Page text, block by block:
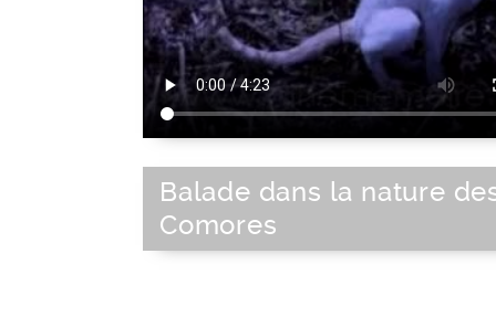
Balade dans la nature
Comores